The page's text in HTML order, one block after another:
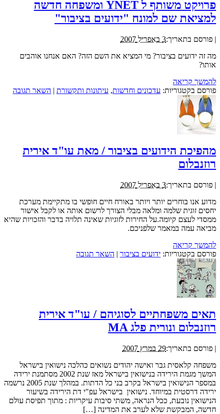
פרויקט משותף ל YNET ומשפחה חדשה
למציאת שם למונח "ידועים בציבור"
| פורסם בתאריך:3 באפריל 2007
מה זה ידועים בציבור? מי המציא את השם הזה? האם אנחנו אוהבים
אותו?
להמשך קריאה
פורסם בקטגוריות: עדכונים וחדשות, עיתונות ותקשורת | השאר תגובה
מהפיכת הידועים בציבור / מאת עו"ד אירית
רוזנבלום
| פורסם בתאריך:3 באפריל 2007
מדוע אנו בוחרים יותר ויותר באורח חיים חופשי בו מתקיימת מערכת
יחסים זוגית שלמה ומלאה מבלי הצורך לרשום אותה או לקבל אישור
ממסדי לעצם קיומה.על החירות לזוגיות שאינה תלויה בדבר והזכויות שהיא
מביאה עמה במאמר שלפניכם.
להמשך קריאה
פורסם בקטגוריות: ידועים בציבור | השאר תגובה
תאים משפחתיים לסוגיהם / עו"ד אירית
רוזנבלום ונורית פלג MA
| פורסם בתאריך:29 במרץ 2007
משפחה קלאסית גבר ואישה יהודים נשואים כהלכה נישואין בישראל
המשך מגמת הירידה בנישואין בישראל מאז שנת 2002 מסתמנת ירידה
במספר הנישואין בישראל בקרב בני כל הדתות. במהלך שנת 2005 נרשמה
ירידה דרסטית במיוחד. נישואין בישראל עפ"י דת הירידה בשיעור
הנישואין נובעת, ככל הנראה, משתי סיבות עיקריות : מתוך תפיסת עולם
חדשה, המבקשת שלא לערב את המדינה […]